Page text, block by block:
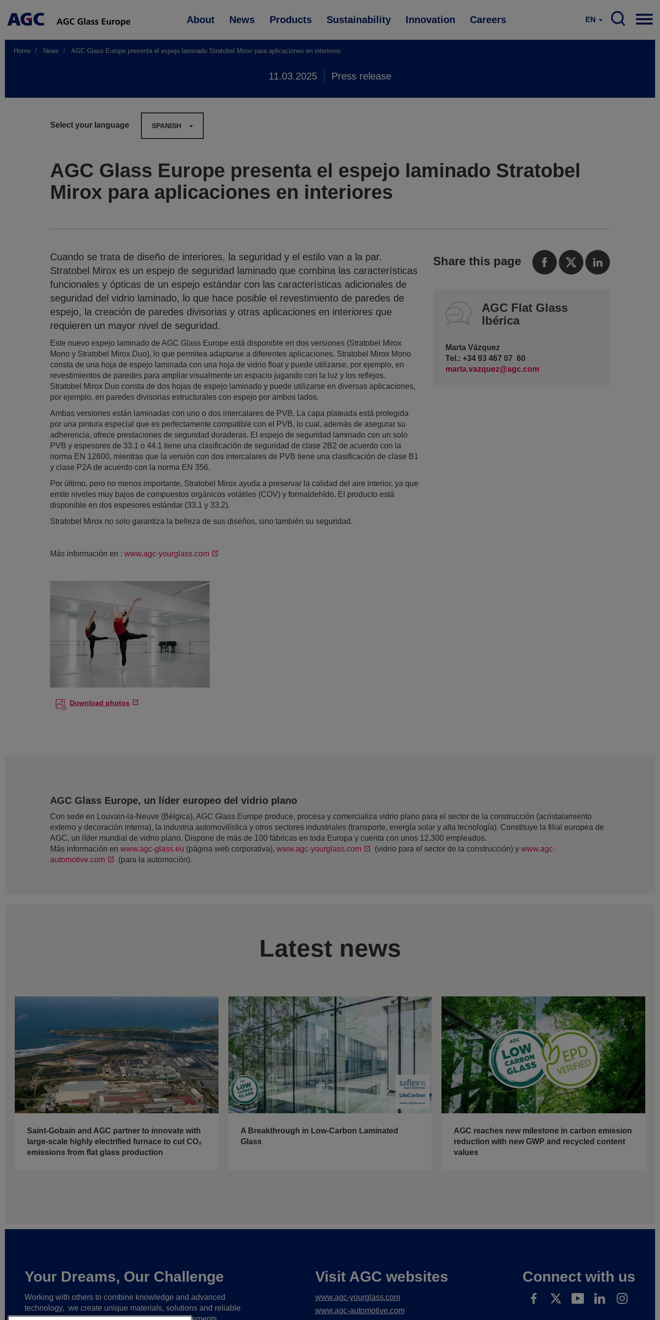
Main
About News Products Sustainability Innovation Careers EN
Home News AGC Glass Europe presenta el espejo laminado Stratobel Mirox para aplicaciones en interiores
11.03.2025 Press release
Select your language SPANISH
AGC Glass Europe presenta el espejo laminado Stratobel
Mirox para aplicaciones en interiores
Cuando se trata de diseño de interiores, la seguridad y el estilo van a la par.
Stratobel Mirox es un espejo de seguridad laminado que combina las características
funcionales y ópticas de un espejo estándar con las características adicionales de
seguridad del vidrio laminado, lo que hace posible el revestimiento de paredes de
espejo, la creación de paredes divisorias y otras aplicaciones en interiores que
requieren un mayor nivel de seguridad.
Este nuevo espejo laminado de AGC Glass Europe está disponible en dos versiones (Stratobel Mirox
Mono y Stratobel Mirox Duo), lo que permitea adaptarse a diferentes aplicaciones. Stratobel Mirox Mono
consta de una hoja de espejo laminada con una hoja de vidrio float y puede utilizarse, por ejemplo, en
revestimientos de paredes para ampliar visualmente un espacio jugando con la luz y los reflejos.
Stratobel Mirox Duo consta de dos hojas de espejo laminado y puede utilizarse en diversas aplicaciones,
por ejemplo, en paredes divisorias estructurales con espejo por ambos lados.
Ambas versiones están laminadas con uno o dos intercalares de PVB. La capa plateada está protegida
por una pintura especial que es perfectamente compatible con el PVB, lo cual, además de asegurar su
adherencia, ofrece prestaciones de seguridad duraderas. El espejo de seguridad laminado con un solo
PVB y espesores de 33.1 o 44.1 tiene una clasificación de seguridad de clase 2B2 de acuerdo con la
norma EN 12600, mientras que la versión con dos intercalares de PVB tiene una clasificación de clase B1
y clase P2A de acuerdo con la norma EN 356.
Por último, pero no menos importante, Stratobel Mirox ayuda a preservar la calidad del aire interior, ya que
emite niveles muy bajos de compuestos orgánicos volátiles (COV) y formaldehído. El producto está
disponible en dos espesores estándar (33.1 y 33.2).
Stratobel Mirox no solo garantiza la belleza de sus diseños, sino también su seguridad.
Más información en : www.agc-yourglass.com
Download photos
Share this page
AGC Flat Glass
Ibérica
Marta Vázquez
Tel.: +34 93 467 07 60
marta.vazquez@agc.com
AGC Glass Europe, un líder europeo del vidrio plano
Con sede en Louvain-la-Neuve (Bélgica), AGC Glass Europe produce, procesa y comercializa vidrio plano para el sector de la construcción (acristalamiento
externo y decoración interna), la industria automovilística y otros sectores industriales (transporte, energía solar y alta tecnología). Constituye la filial europea de
AGC, un líder mundial de vidrio plano. Dispone de más de 100 fábricas en toda Europa y cuenta con unos 12.300 empleados.
Más información en www.agc-glass.eu (página web corporativa), www.agc-yourglass.com (vidrio para el sector de la construcción) y www.agc-
automotive.com
(para la automoción).
Latest news
Saint-Gobain and AGC partner to innovate with
large-scale highly electrified furnace to cut CO₂
emissions from flat glass production
A Breakthrough in Low-Carbon Laminated
Glass
AGC reaches new milestone in carbon emission
reduction with new GWP and recycled content
values
Your Dreams, Our Challenge
Working with others to combine knowledge and advanced
technology, we create unique materials, solutions and reliable
Visit AGC websites
www.agc-yourglass.com
www.agc-automotive.com
Connect with us